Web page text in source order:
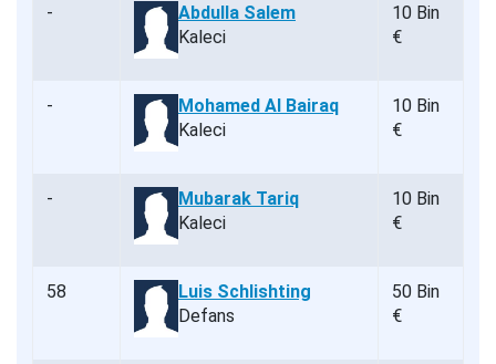
-
Abdulla Salem
Kaleci
10 Bin
€
-
Mohamed Al Bairaq
Kaleci
10 Bin
€
-
Mubarak Tariq
Kaleci
10 Bin
€
58
Luis Schlishting
Defans
50 Bin
€